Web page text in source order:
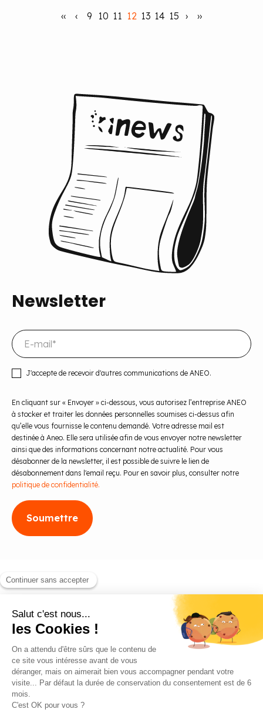
‹‹ ‹ 9 10 11 12 13 14 15 › ››
Newsletter
J'accepte de recevoir d'autres communications de ANEO.
En cliquant sur « Envoyer » ci-dessous, vous autorisez l’entreprise ANEO
à stocker et traiter les données personnelles soumises ci-dessus afin
qu’elle vous fournisse le contenu demandé. Votre adresse mail est
destinée à Aneo. Elle sera utilisée afin de vous envoyer notre newsletter
ainsi que des informations concernant notre actualité. Pour vous
désabonner de la newsletter, il est possible de suivre le lien de
désabonnement dans l'email reçu. Pour en savoir plus, consulter notre
politique de confidentialité.
Blog
Contact